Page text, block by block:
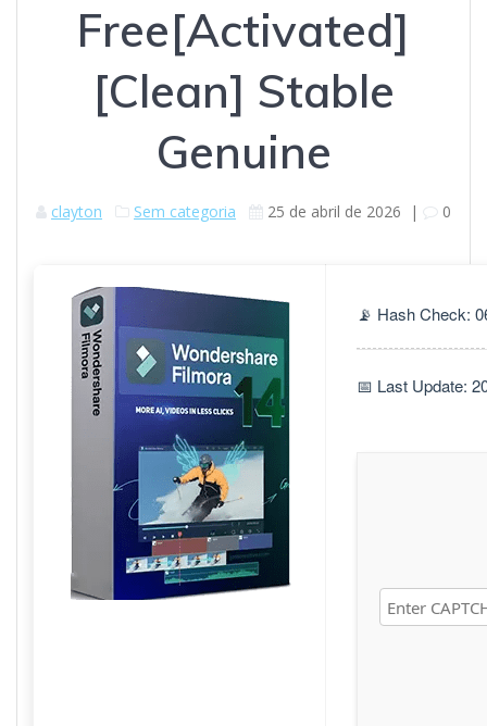
Free[Activated]
[Clean] Stable
Genuine
clayton Sem categoria 25 de abril de 2026 | 0
📡 Hash Check:
📅 Last Update: